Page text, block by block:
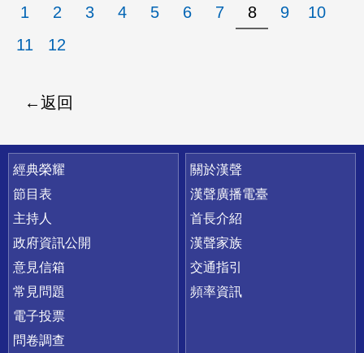
1 2 3 4 5 6 7 8 9
10
11
12
返回
快速連結
經典榮耀
節目表
主持人
政府資訊公開
意見信箱
常見問題
電子投票
問卷調查
關於漢聲
漢聲廣播電臺
首長介紹
漢聲家族
交通指引
頻率資訊